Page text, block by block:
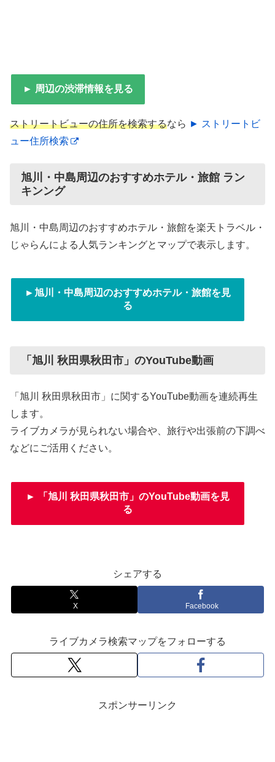
► 周辺の渋滞情報を見る
ストリートビューの住所を検索するなら ► ストリートビ
ュー住所検索
旭川・中島周辺のおすすめホテル・旅館 ラン
キンング
旭川・中島周辺のおすすめホテル・旅館を楽天トラベル・
じゃらんによる人気ランキングとマップで表示します。
►旭川・中島周辺のおすすめホテル・旅館を見
る
「旭川 秋田県秋田市」のYouTube動画
「旭川 秋田県秋田市」に関するYouTube動画を連続再生
します。
ライブカメラが見られない場合や、旅行や出張前の下調べ
などにご活用ください。
► 「旭川 秋田県秋田市」のYouTube動画を見
る
シェアする
X Facebook
ライブカメラ検索マップをフォローする
スポンサーリンク